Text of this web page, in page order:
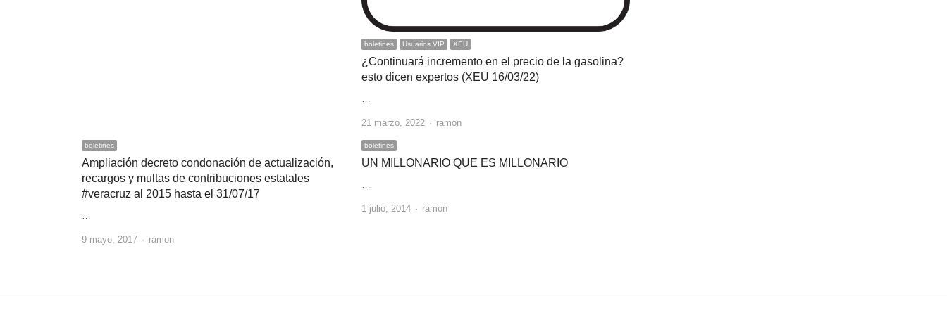
boletines Usuarios VIP XEU
¿Continuará incremento en el precio de la gasolina?
esto dicen expertos (XEU 16/03/22)
…
21 marzo, 2022 Author
ramon
boletines
Ampliación decreto condonación de actualización,
recargos y multas de contribuciones estatales
#veracruz al 2015 hasta el 31/07/17
…
9 mayo, 2017 Author
ramon
boletines
UN MILLONARIO QUE ES MILLONARIO
…
1 julio, 2014 Author
ramon